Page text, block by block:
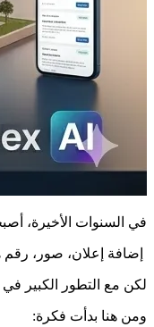
في السنوات الأخيرة،
إضافة إعلان، صور، رقم
لكن مع التطور الكبير
ومن هنا بدأت فكرة: